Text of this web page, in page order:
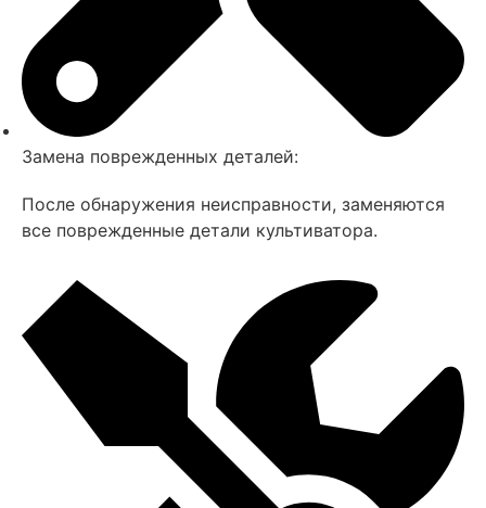
Замена поврежденных деталей:
После обнаружения неисправности, заменяются
все поврежденные детали культиватора.